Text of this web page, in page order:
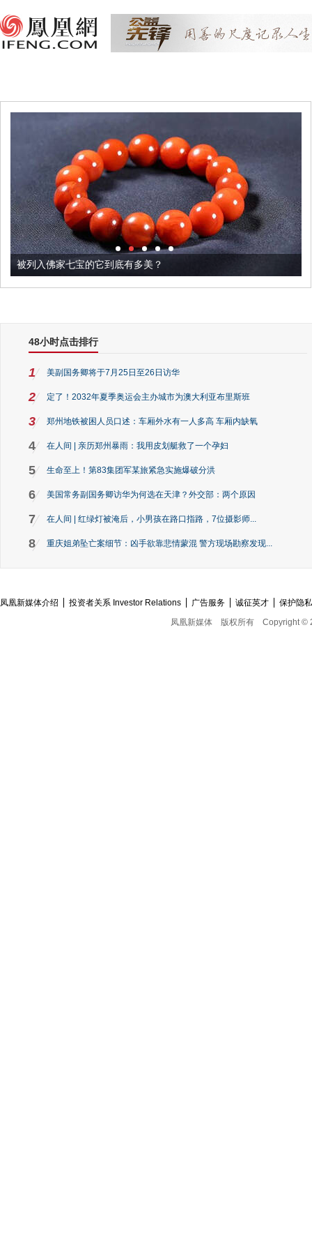
被列入佛家七宝的它到底有多美？
48小时点击排行
1 美副国务卿将于7月25日至26日访华
2 定了！2032年夏季奥运会主办城市为澳大利亚布里斯班
3 郑州地铁被困人员口述：车厢外水有一人多高 车厢内缺氧
4 在人间 | 亲历郑州暴雨：我用皮划艇救了一个孕妇
5 生命至上！第83集团军某旅紧急实施爆破分洪
6 美国常务副国务卿访华为何选在天津？外交部：两个原因
7 在人间 | 红绿灯被淹后，小男孩在路口指路，7位摄影师...
8 重庆姐弟坠亡案细节：凶手欲靠悲情蒙混 警方现场勘察发现...
凤凰新媒体介绍 投资者关系 Investor Relations 广告服务 诚征英才
保护隐
凤凰新媒体
版权所有 Copyright ©